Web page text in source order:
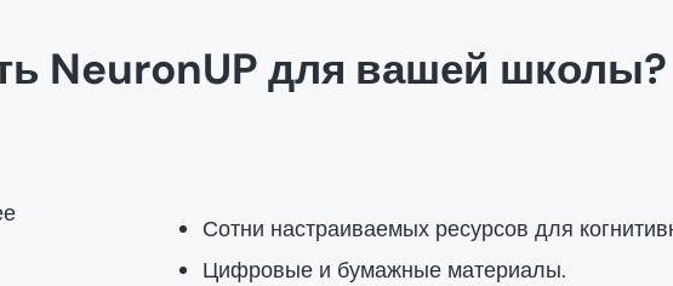
NeuronUP для вашей школы?
Сотни настраиваемых ресурсов для
Цифровые и бумажные материалы.